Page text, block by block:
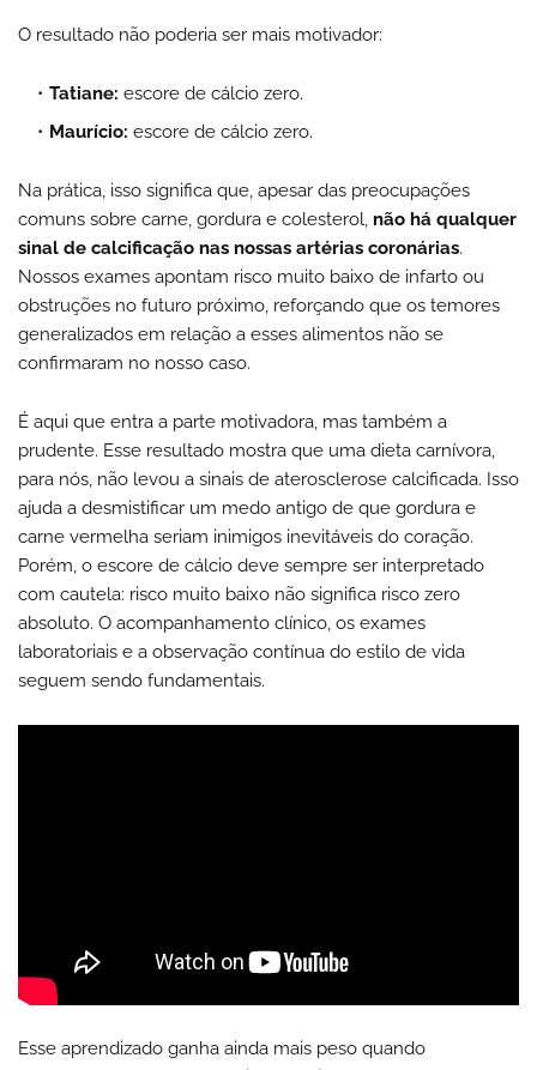
O resultado não poderia ser mais motivador:
Tatiane: escore de cálcio zero.
Maurício: escore de cálcio zero.
Na prática, isso significa que, apesar das preocupações
comuns sobre carne, gordura e colesterol, não há qualquer
sinal de calcificação nas nossas artérias coronárias.
Nossos exames apontam risco muito baixo de infarto ou
obstruções no futuro próximo, reforçando que os temores
generalizados em relação a esses alimentos não se
confirmaram no nosso caso.
É aqui que entra a parte motivadora, mas também a
prudente. Esse resultado mostra que uma dieta carnívora,
para nós, não levou a sinais de aterosclerose calcificada. Isso
ajuda a desmistificar um medo antigo de que gordura e
carne vermelha seriam inimigos inevitáveis do coração.
Porém, o escore de cálcio deve sempre ser interpretado
com cautela: risco muito baixo não significa risco zero
absoluto. O acompanhamento clínico, os exames
laboratoriais e a observação contínua do estilo de vida
seguem sendo fundamentais.
Esse aprendizado ganha ainda mais peso quando